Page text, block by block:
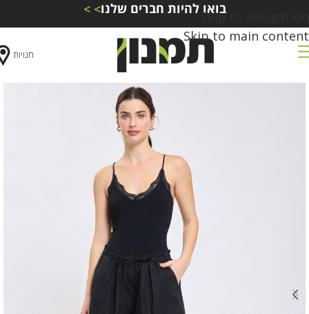
Skip to navigation
Skip to main content
> >בואו להיות חברים שלנו
חנויות